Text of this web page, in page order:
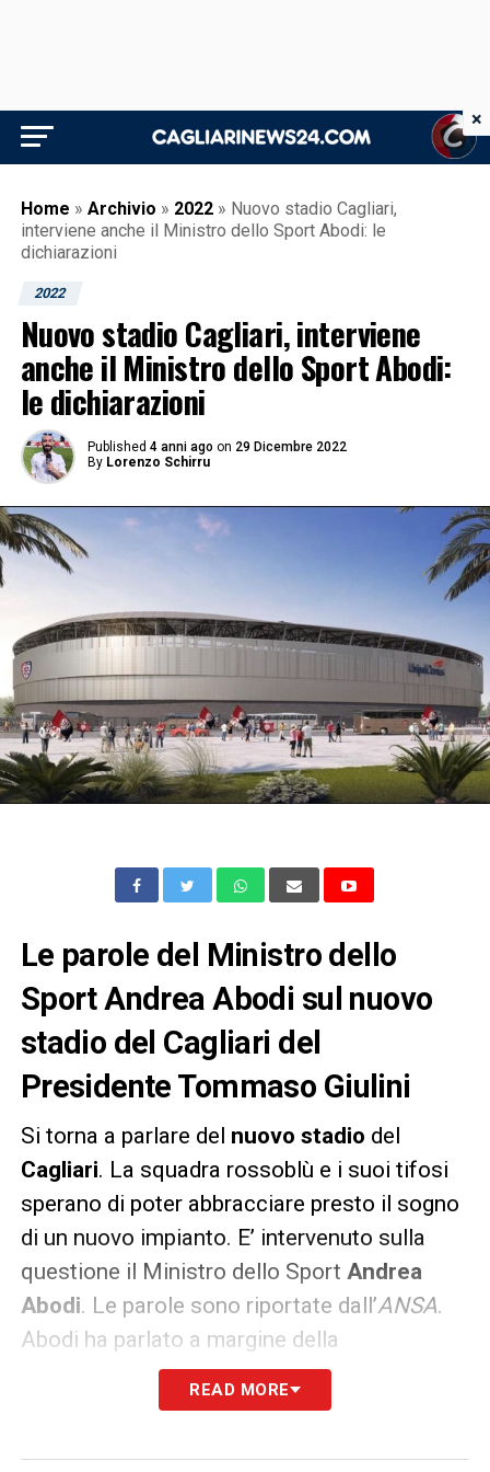
Home » Archivio » 2022 » Nuovo stadio Cagliari,
interviene anche il Ministro dello Sport Abodi: le
dichiarazioni
2022
Nuovo stadio Cagliari, interviene
anche il Ministro dello Sport Abodi:
le dichiarazioni
Published 4 anni ago on 29 Dicembre 2022
By Lorenzo Schirru
Le parole del Ministro dello
Sport Andrea Abodi sul nuovo
stadio del Cagliari del
Presidente Tommaso Giulini
Si torna a parlare del nuovo stadio del
Cagliari. La squadra rossoblù e i suoi tifosi
sperano di poter abbracciare presto il sogno
di un nuovo impianto. E’ intervenuto sulla
questione il Ministro dello Sport Andrea
Abodi. Le parole sono riportate dall’ANSA.
Abodi ha parlato a margine della
presentazioni di un nuovo palasport di
«Il nuovo stadio Sant’Elia è un sogno che
READ MORE
×